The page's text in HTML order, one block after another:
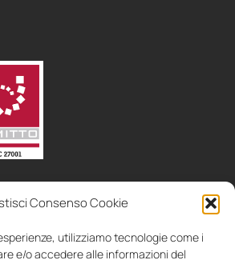
Consenso Cookie
utilizziamo tecnologie come i
e/o accedere alle informazioni del
consulenzacollaboriamo EN